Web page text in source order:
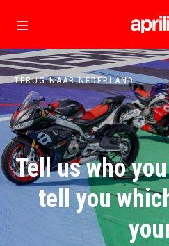
Ga naar
TERUG NAAR NEDERLAND
Tell us who
tell you